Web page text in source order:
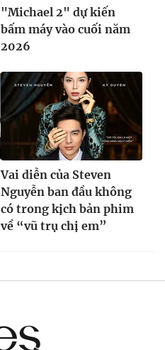
"Michael 2" dự kiến
bấm máy vào cuối năm
2026
Vai diễn của Steven
Nguyễn ban đầu không
có trong kịch bản phim
về “vũ trụ chị em”